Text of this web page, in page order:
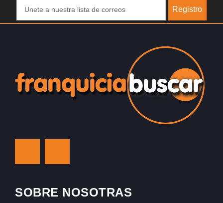
Registro
SOBRE NOSOTRAS